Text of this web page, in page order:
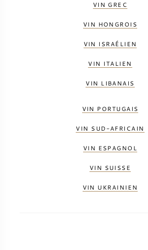
VIN GREC
VIN HONGROIS
VIN ISRAÉLIEN
VIN ITALIEN
VIN LIBANAIS
VIN PORTUGAIS
VIN SUD-AFRICAIN
VIN ESPAGNOL
VIN SUISSE
VIN UKRAINIEN